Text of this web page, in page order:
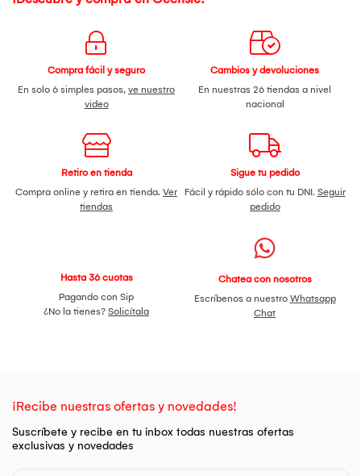
Compra fácil y seguro
En solo 6 simples pasos, ve nuestro
video
Cambios y devoluciones
En nuestras 26 tiendas a nivel
nacional
Retiro en tienda
Compra online y retira en tienda. Ver
tiendas
Sigue tu pedido
Fácil y rápido sólo con tu DNI. Seguir
pedido
Hasta 36 cuotas
Pagando con Sip
¿No la tienes? Solicítala
Chatea con nosotros
Escríbenos a nuestro Whatsapp
Chat
¡Recibe nuestras ofertas y novedades!
Suscríbete y recibe en tu inbox todas nuestras ofertas
exclusivas y novedades